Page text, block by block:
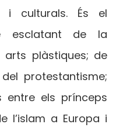
i culturals. És el
esclatant de la
plàstiques; de
protestantisme;
entre els prínceps
l’islam a Europa i